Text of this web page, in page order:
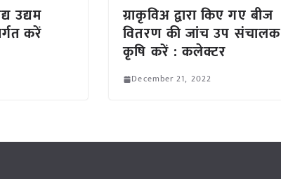
उद्यम
करें
ग्राकृविअ द्वारा किए गए बीज
वितरण की जांच उप संचालक
कृषि करें : कलेक्टर
December 21, 2022